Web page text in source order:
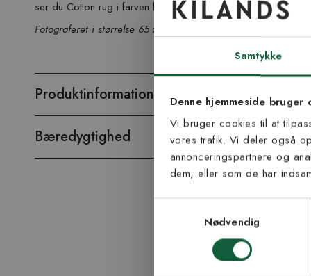
Samtykke
Denne hjemmeside bruger
Vi bruger cookies til at
vores trafik. Vi deler også
annonceringspartnere og
dem, eller som de har
Nødvendig
ser du Cotton rug i farven blåmix.
Fotograferet i størrelse 65 x 135 cm.
Produktinformation
Bæredygtighed
Vær blandt de
E-mail